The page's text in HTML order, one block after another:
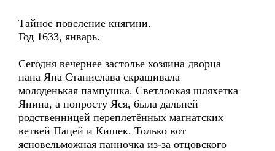
Тайное повеление княгини.
Год 1633, январь.
Сегодня вечернее застолье хозяина дворца
пана Яна Станислава скрашивала
молоденькая пампушка. Светлоокая шляхетка
Янина, а попросту Яся, была дальней
родственницей переплетённых магнатских
ветвей Пацей и Кишек. Только вот
ясновельможная панночка из-за отцовского